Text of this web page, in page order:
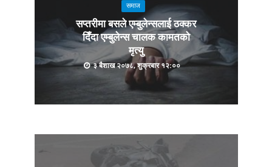
समाज
सप्तरीमा बसले एम्बुलेन्सलाई ठक्कर
दिँदा एम्बुलेन्स चालक कामतको
मृत्यु
३ बैशाख २०७८, शुक्रबार १२:००